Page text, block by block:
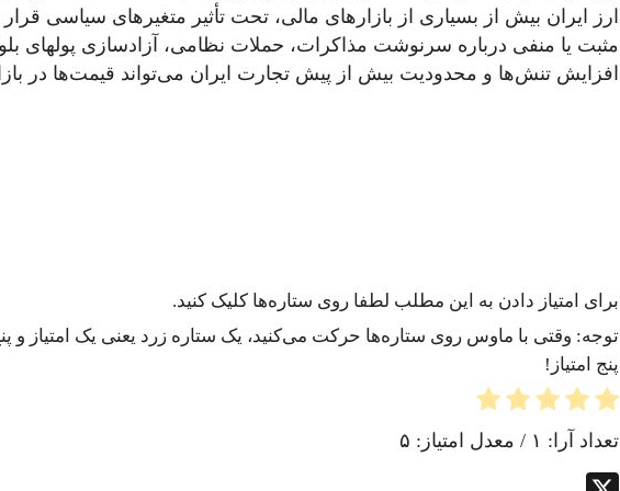
ارز ایران بیش از بسیاری از بازارهای مالی، تحت تأثیر متغیرهای سیاسی قرار
مثبت یا منفی درباره سرنوشت مذاکرات، حملات نظامی، آزادسازی پولهای
افزایش تنش‌ها و محدودیت بیش از پیش تجارت ایران می‌تواند قیمت‌ها در
برای امتیاز دادن به این مطلب لطفا روی ستاره‌ها کلیک کنید.
توجه: وقتی با ماوس روی ستاره‌ها حرکت می‌کنید، یک ستاره زرد یعنی یک امتیاز و
پنج امتیاز!
تعداد آرا: ۱ / معدل امتیاز: ۵